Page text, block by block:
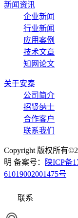
新闻资讯
企业新闻
行业新闻
应用案例
技术文章
知网论文
关于安泰
公司简介
招贤纳士
合作客户
联系我们
Copyright 版权所有
明 备案号：
陕ICP备
61019002001475号
联系